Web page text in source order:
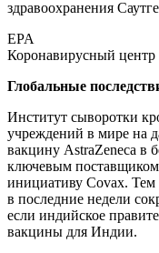
здравоохранения
EPA
Коронавирусный
Глобальные
Институт сыворотки
учреждений в мире на
вакцину AstraZeneca в
ключевым
инициативу Covax.
в последние недели
если индийское
вакцины для Индии.